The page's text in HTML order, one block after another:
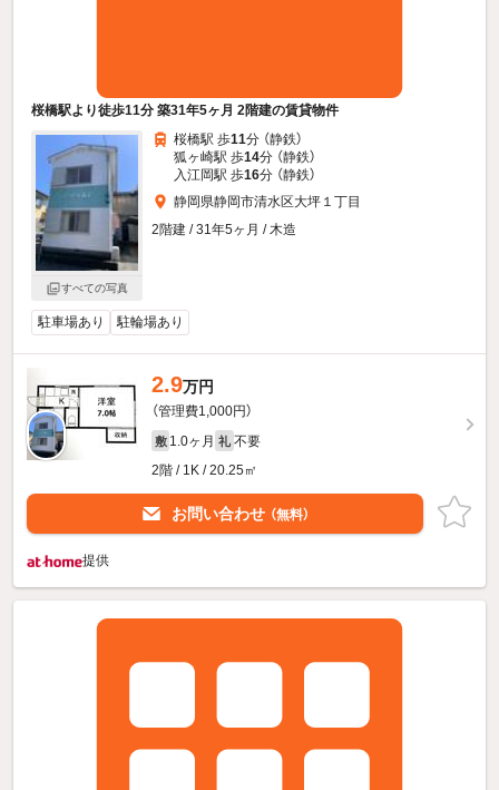
桜橋駅より徒歩11分 築31年5ヶ月 2階建の賃貸物件
すべての写真
桜橋駅 歩11分 （静鉄）
狐ヶ崎駅 歩14分 （静鉄）
入江岡駅 歩16分 （静鉄）
静岡県静岡市清水区大坪１丁目
2階建 / 31年5ヶ月 / 木造
駐車場あり 駐輪場あり
2.9万円
（管理費1,000円）
敷 1.0ヶ月 礼 不要
2階 / 1K / 20.25㎡
お問い合わせ （無料）
提供